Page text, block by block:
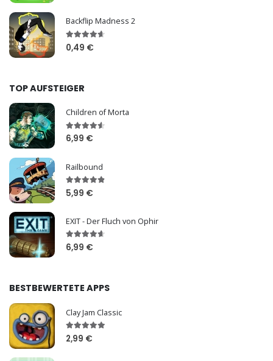
Backflip Madness 2
0,49 €
TOP AUFSTEIGER
Children of Morta
6,99 €
Railbound
5,99 €
EXIT - Der Fluch von Ophir
6,99 €
BESTBEWERTETE APPS
Clay Jam Classic
2,99 €